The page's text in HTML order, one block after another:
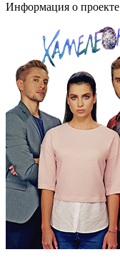
Информация о проекте